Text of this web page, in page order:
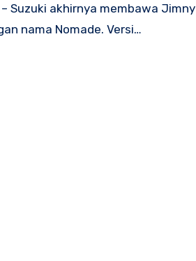
Suzuki akhirnya membawa Jimny
nama Nomade. Versi…